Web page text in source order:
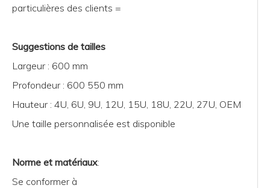
particulières des clients =
Suggestions de tailles
Largeur : 600 mm
Profondeur : 600 550 mm
Hauteur : 4U, 6U, 9U, 12U, 15U, 18U, 22U, 27U, OEM
Une taille personnalisée est disponible
Norme et matériaux:
Se conformer à